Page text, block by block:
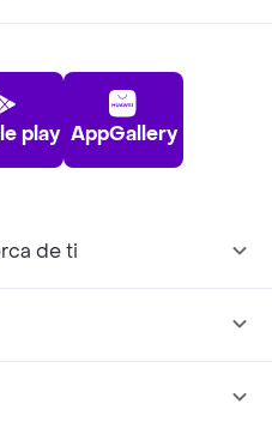
play AppGallery
de ti